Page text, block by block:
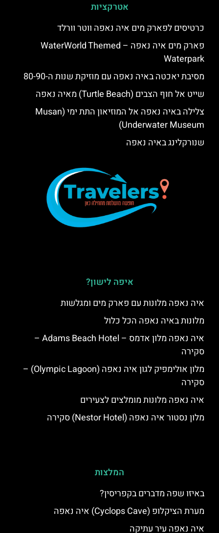
אטרקציות
כרטיסים לפארק מים איה נאפה ווטר וורלד
פארק מים איה נאפה – ‪‪WaterWorld Themed
Waterpark‬‬
מסיבת יאכטה באיה נאפה עם מוזיקת שנות ה-80-90
שייט אל חוף הצבים (Turtle Beach) מאיה נאפה
צלילה באיה נאפה אל המוזיאון התת ימי (Musan
Underwater Museum)
שנורקלינג באיה נאפה
איפה לישון?
איה נאפה מלונות עם פארק מים ומגלשות
מלונות באיה נאפה הכל כלול
איה נאפה מלון אדמס – Adams Beach Hotel –
סקירה
מלון אולימפיק לגון איה נאפה (Olympic Lagoon) –
סקירה
איה נאפה מלונות מומלצים לצעירים
מלון נסטור איה נאפה (Nestor Hotel) סקירה
המלצות
באיזו שפה מדברים בקפריסין?
מערת הציקלופ (Cyclops Cave) איה נאפה
איה נאפה עיר עתיקה